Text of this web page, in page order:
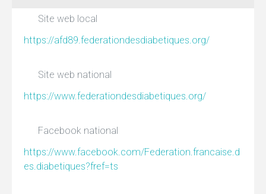
Site web local
https://afd89.federationdesdiabetiques.org/
Site web national
https://www.federationdesdiabetiques.org/
Facebook national
https://www.facebook.com/Federation.francaise.d
es.diabetiques?fref=ts